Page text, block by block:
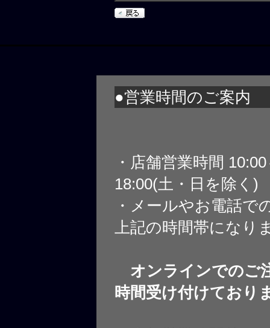
●営業時間のご案内
・店舗営業時間
18:00(土・日を除く)
・メールやお電話で
上記の時間帯になり
オンラインでのご
時間受け付けており